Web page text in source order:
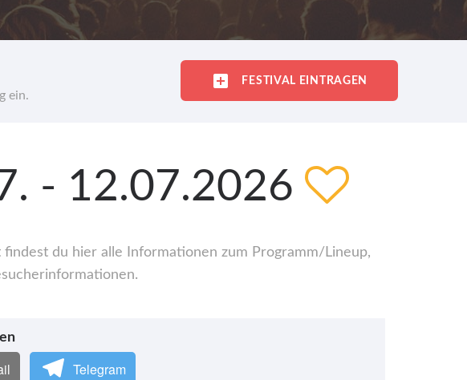
ein.
FESTIVAL EINTRAGEN
- 12.07.2026
du hier alle Informationen zum Programm/Lineup,
Telegram